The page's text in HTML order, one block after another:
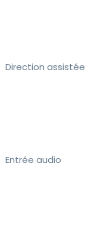
Direction assistée
Entrée audio